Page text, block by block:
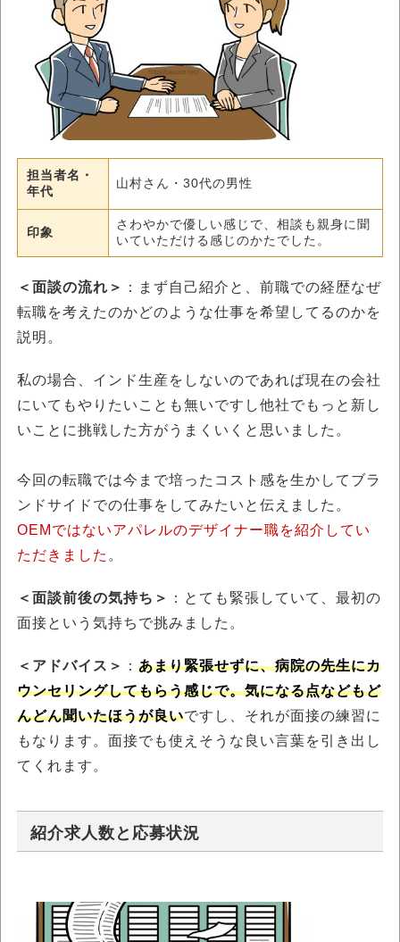
担当者名・
年代
山村さん・30代の男性
印象
さわやかで優しい感じで、相談も親身に聞
いていただける感じのかたでした。
＜面談の流れ＞
：まず自己紹介と、前職での経歴なぜ
転職を考えたのかどのような仕事を希望してるのかを
説明。
私の場合、インド生産をしないのであれば現在の会社
にいてもやりたいことも無いですし他社でもっと新し
いことに挑戦した方がうまくいくと思いました。
今回の転職では今まで培ったコスト感を生かしてブラ
ンドサイドでの仕事をしてみたいと伝えました。
OEMではないアパレルのデザイナー職を紹介してい
ただきました 。
＜面談前後の気持ち＞
：とても緊張していて、最初の
面接という気持ちで挑みました。
＜アドバイス＞ ： あまり緊張せずに、病院の先生にカ
ウンセリングしてもらう感じで。気になる点などもど
んどん聞いたほうが良いですし、それが面接の練習に
もなります。面接でも使えそうな良い言葉を引き出し
てくれます。
紹介求人数と応募状況